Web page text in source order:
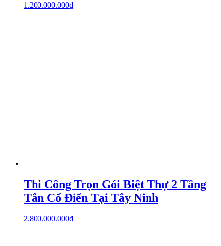
1.200.000.000₫
Thi Công Trọn Gói Biệt Thự 2 Tầng
Tân Cổ Điển Tại Tây Ninh
2.800.000.000₫